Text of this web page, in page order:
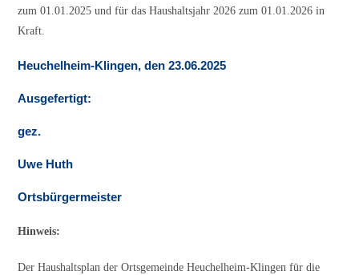
zum 01.01.2025 und für das Haushaltsjahr 2026 zum 01.01.2026 in
Kraft.
Heuchelheim-Klingen, den 23.06.2025
Ausgefertigt:
gez.
Uwe Huth
Ortsbürgermeister
Hinweis:
Der Haushaltsplan der Ortsgemeinde Heuchelheim-Klingen für die